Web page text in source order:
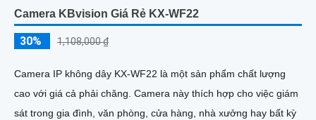
Camera KBvision Giá Rẻ KX-WF22
30% 1,108,000 ₫
Camera IP không dây KX-WF22 là một sản phẩm chất lượng
cao với giá cả phải chăng. Camera này thích hợp cho việc giám
sát trong gia đình, văn phòng, cửa hàng, nhà xưởng hay bất kỳ